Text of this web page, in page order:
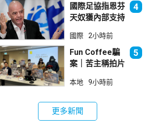
海
國際足協指恩芬
天奴獲內部支持
4
國際 2小時前
Fun Coffee騙
案｜苦主稱拍片
立法會議員倡加
5
本地 9小時前
更多新聞